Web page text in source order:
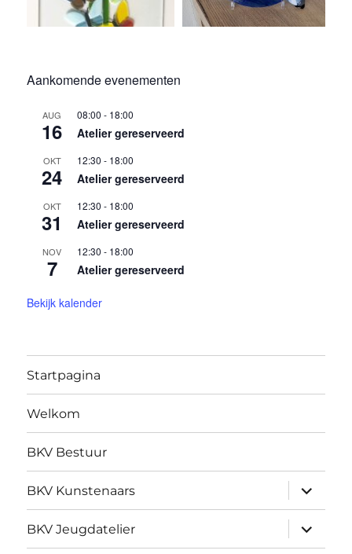
Aankomende evenementen
AUG
16
08:00 - 18:00
Atelier gereserveerd
OKT
24
12:30 - 18:00
Atelier gereserveerd
OKT
31
12:30 - 18:00
Atelier gereserveerd
NOV
7
12:30 - 18:00
Atelier gereserveerd
Bekijk kalender
Startpagina
Welkom
BKV Bestuur
BKV Kunstenaars
BKV Jeugdatelier